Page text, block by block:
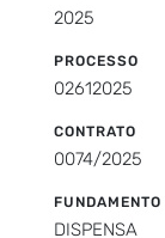
2025
PROCESSO
02612025
CONTRATO
0074/2025
DISPENSA